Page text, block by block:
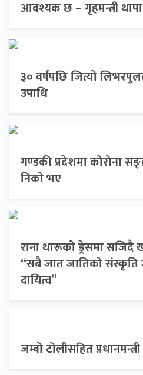
आवश्यक छ – गृहमन्त्री थापा
३० वर्षपछि जित्यो
उपाधि
गण्डकी प्रदेशमा कोरोना
निको भए
राना थारूको ड्रेसमा सजिदै
“सबै जात जातिको संस्कृति
दायित्व”
जम्बो टोलीसहित